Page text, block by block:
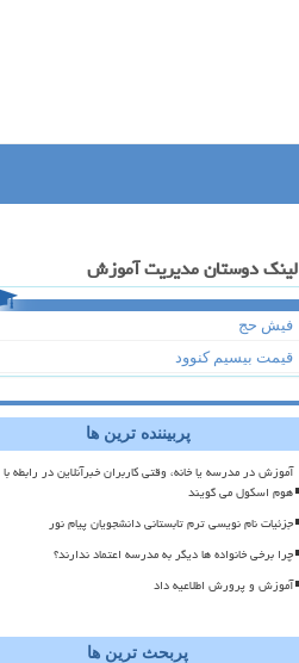
لینک دوستان مدیریت آموزش
فیش حج
قیمت بیسیم کنوود
پربیننده ترین ها
آموزش در مدرسه یا خانه، وقتی کاربران خبرآنلاین در رابطه با
هوم اسکول می گویند
جزئیات نام نویسی ترم تابستانی دانشجویان پیام نور
چرا برخی خانواده ها دیگر به مدرسه اعتماد ندارند؟
آموزش و پرورش اطلاعیه داد
پربحث ترین ها